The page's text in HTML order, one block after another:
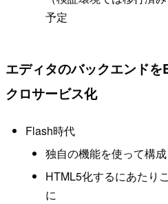
予定
エディタのバックエンド
クロサービス化
Flash時代
独自の機能を使って構
HTML5化するにあたり
に